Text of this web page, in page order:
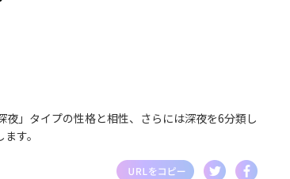
」タイプの性格と相性、さらには深夜を6分類し
す。